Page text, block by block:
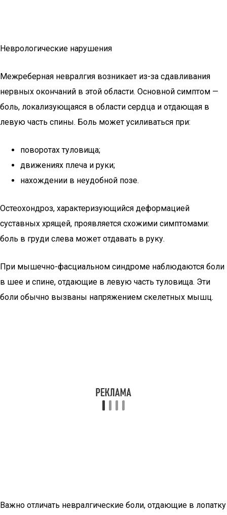
Неврологические нарушения
Межреберная невралгия возникает из-за сдавливания
нервных окончаний в этой области. Основной симптом —
боль, локализующаяся в области сердца и отдающая в
левую часть спины. Боль может усиливаться при:
поворотах туловища;
движениях плеча и руки;
нахождении в неудобной позе.
Остеохондроз, характеризующийся деформацией
суставных хрящей, проявляется схожими симптомами:
боль в груди слева может отдавать в руку.
При мышечно-фасциальном синдроме наблюдаются боли
в шее и спине, отдающие в левую часть туловища. Эти
боли обычно вызваны напряжением скелетных мышц.
Важно отличать невралгические боли, отдающие в лопатку